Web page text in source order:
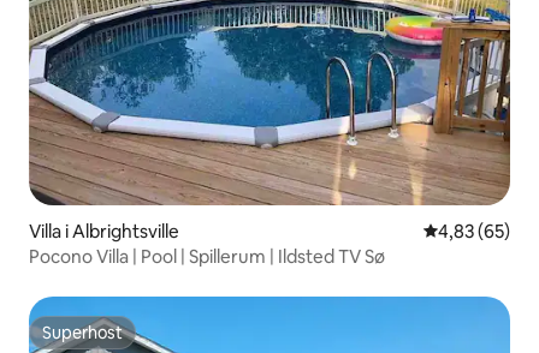
Villa i Albrightsville 4,83 ud af 5 i
4,83 (65)
Pocono Villa | Pool | Spillerum | Ildsted TV Sø
Superhost
Superhost